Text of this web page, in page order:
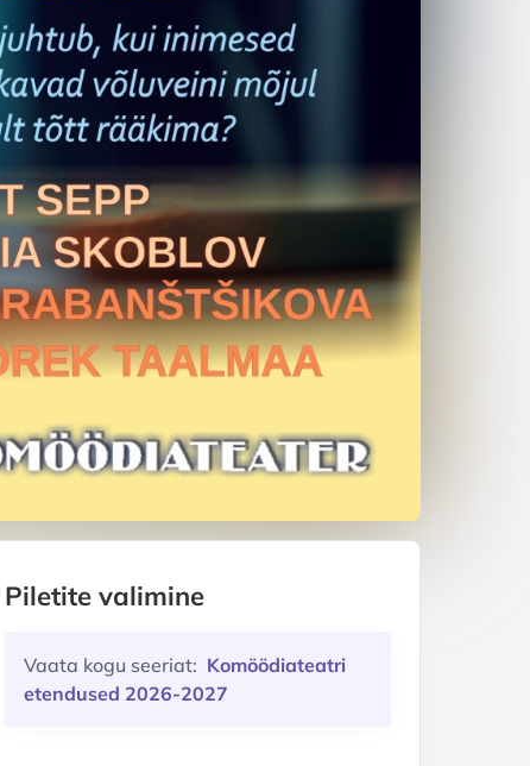
Piletite valimine
Vaata kogu seeriat: Komöödiateatri
etendused 2026-2027